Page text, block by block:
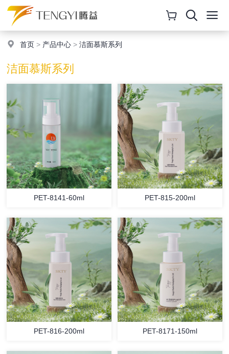
首页 > 产品中心 >洁面慕斯系列
洁面慕斯系列
PET-8141-60ml PET-815-200ml
PET-816-200ml PET-8171-150ml